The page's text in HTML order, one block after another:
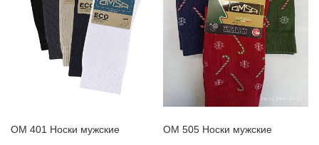
OM 401 Носки мужские OM 505 Носки мужские